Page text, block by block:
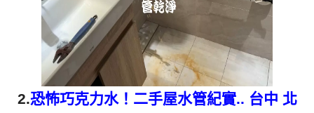
2.恐怖巧克力水！二手屋水管紀實.. 台中 北